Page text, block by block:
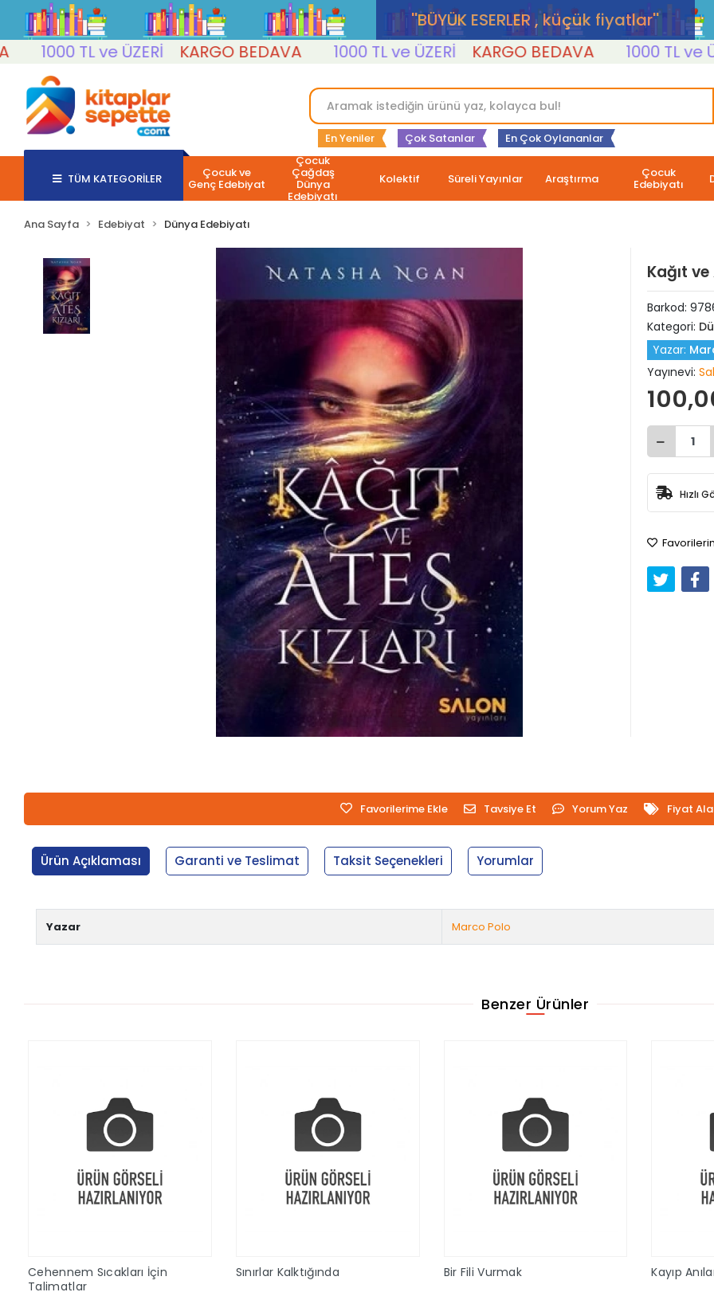
''BÜYÜK ESERLER , küçük fiyatlar''
1000 TL ve ÜZERİ
KARGO BEDAVA 1000 TL ve ÜZERİ KARGO BEDAVA 1000 TL ve ÜZERİ
En Yeniler Çok Satanlar En Çok Oylananlar
TÜM KATEGORİLER Çocuk ve
Genç Edebiyat
Çocuk
Çağdaş
Dünya
Edebiyatı
Kolektif Süreli Yayınlar Araştırma Çocuk
Edebiyatı
Ana Sayfa Edebiyat Dünya Edebiyatı
Kağıt
Barkod:
Kategori:
Yazar:
Yayınevi:
Hızlı
Favorilerime Ekle Tavsiye Et Yorum Yaz Fiyat
Ürün Açıklaması Garanti ve Teslimat Taksit Seçenekleri Yorumlar
Yazar Marco Polo
Benzer Ürünler
Cehennem Sıcakları İçin
Talimatlar
Sınırlar Kalktığında Bir Fili Vurmak Kayıp